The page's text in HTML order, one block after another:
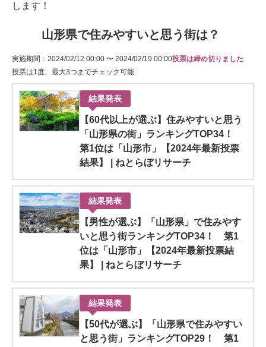
します！
山形県で住みやすいと思う街は？
実施期間：2024/02/12 00:00 〜 2024/02/19 00:00
投票は1度、最大3つまでチェック可能
投票は締め切りました
結果発表
【60代以上が選ぶ】住みやすいと思う
「山形県の街」ランキングTOP34！
第1位は「山形市」【2024年最新投票
結果】 | ねとらぼリサーチ
結果発表
【男性が選ぶ】「山形県」で住みやす
いと思う街ランキングTOP34！ 第1
位は「山形市」【2024年最新投票結
果】 | ねとらぼリサーチ
結果発表
【50代が選ぶ】「山形県で住みやすい
と思う街」ランキングTOP29！ 第1